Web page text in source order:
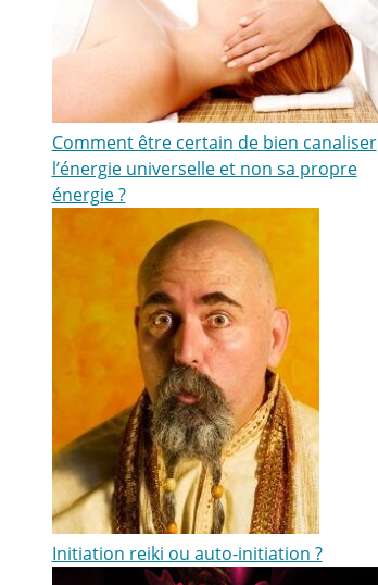
Comment être certain de bien canaliser
l’énergie universelle et non sa propre
énergie ?
Initiation reiki ou auto-initiation ?